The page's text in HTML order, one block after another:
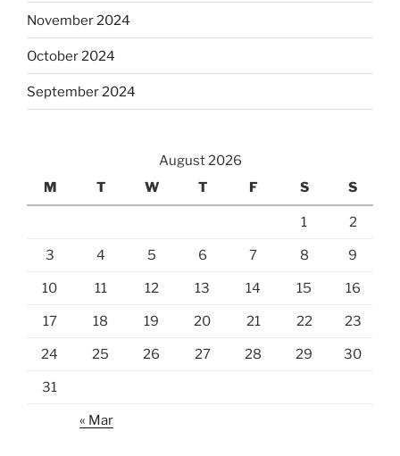
November 2024
October 2024
September 2024
August 2026
M
T W T F S S
1 2
3 4 5 6 7 8 9
10 11 12 13 14 15 16
17 18 19 20 21 22 23
24 25 26 27 28 29 30
31
« Mar